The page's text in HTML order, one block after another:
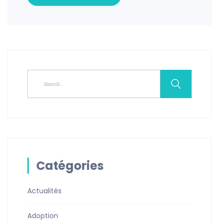
Catégories
Actualités
Adoption